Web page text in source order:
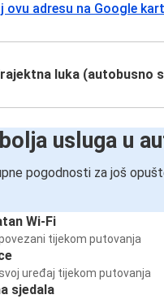
ovu adresu na Google
luka (autobusno
usluga u
pogodnosti za još
Wi-Fi
tijekom putovanja
uređaj tijekom putovanja
sjedala